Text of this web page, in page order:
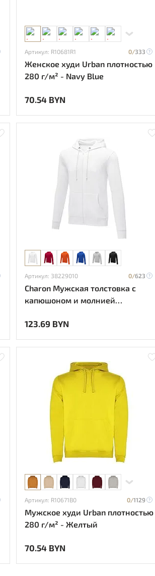
Артикул: R10681R1 0/333
Женское худи Urban плотностью
280 г/м² - Navy Blue
70.54 BYN
Артикул: 38229010 0/623
Charon Мужская толстовка с
капюшоном и молнией
123.69 BYN
Артикул: R10671B0 0/1129
Мужское худи Urban плотностью
280 г/м² - Желтый
70.54 BYN